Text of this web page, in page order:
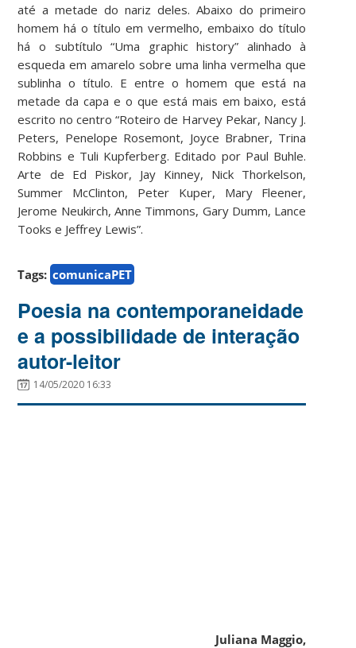
até a metade do nariz deles. Abaixo do primeiro
homem há o título em vermelho, embaixo do título
há o subtítulo “Uma graphic history” alinhado à
esqueda em amarelo sobre uma linha vermelha que
sublinha o título. E entre o homem que está na
metade da capa e o que está mais em baixo, está
escrito no centro “Roteiro de Harvey Pekar, Nancy J.
Peters, Penelope Rosemont, Joyce Brabner, Trina
Robbins e Tuli Kupferberg. Editado por Paul Buhle.
Arte de Ed Piskor, Jay Kinney, Nick Thorkelson,
Summer McClinton, Peter Kuper, Mary Fleener,
Jerome Neukirch, Anne Timmons, Gary Dumm, Lance
Tooks e Jeffrey Lewis”.
Tags: comunicaPET
Poesia na contemporaneidade
e a possibilidade de interação
autor-leitor
14/05/2020 16:33
Juliana Maggio,